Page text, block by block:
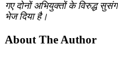
गए दोनों अभियुक्तों के विरुद्ध
भेज दिया है।
About The Author